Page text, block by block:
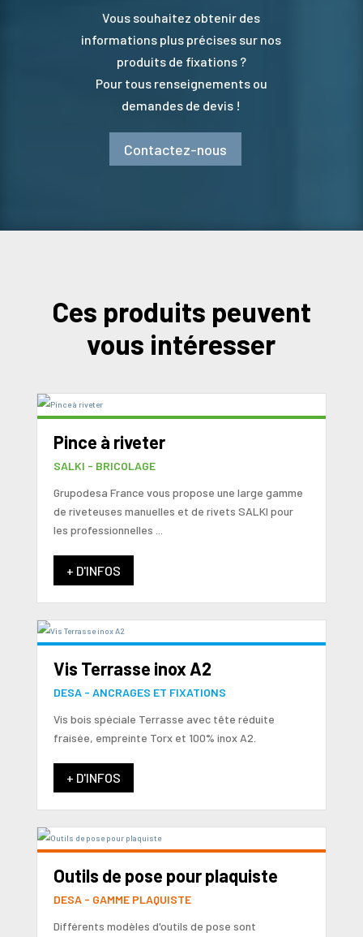
Vous souhaitez obtenir des
informations plus précises sur nos
produits de fixations ?
Pour tous renseignements ou
demandes de devis !
Contactez-nous
Ces produits peuvent
vous intéresser
Pince à riveter
SALKI - BRICOLAGE
Grupodesa France vous propose une large gamme
de riveteuses manuelles et de rivets SALKI pour
les professionnelles ...
+ D'INFOS
Vis Terrasse inox A2
DESA - ANCRAGES ET FIXATIONS
Vis bois spéciale Terrasse avec tête réduite
fraisée, empreinte Torx et 100% inox A2.
+ D'INFOS
Outils de pose pour plaquiste
DESA - GAMME PLAQUISTE
Différents modèles d'outils de pose sont